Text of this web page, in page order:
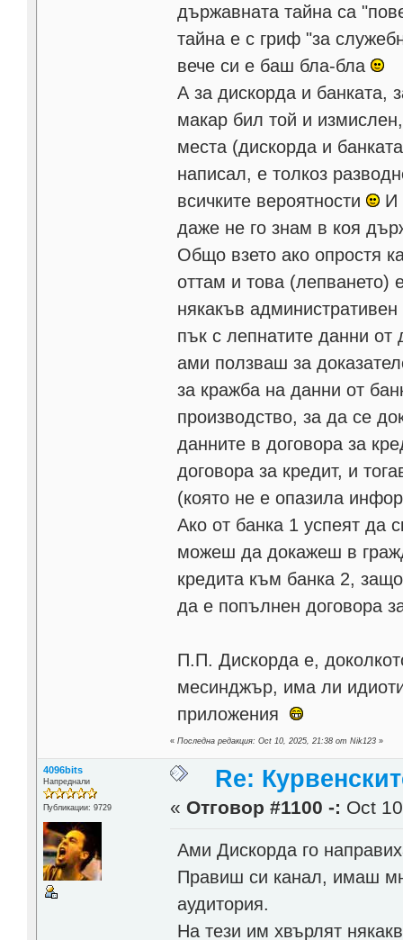
държавната тайна са
тайна е с гриф "за
вече си е баш бла-бла
А за дискорда и банката,
макар бил той и
места (дискорда и
написал, е толкоз
всичките вероятности
И
даже не го знам в коя
Общо взето ако опростя
оттам и това (лепването)
някакъв
пък с лепнатите данни от
ами ползваш за
за кражба на данни от
производство, за да се
данните в договора за
договора за кредит, и
(която не е опазила
Ако от банка 1 успеят да
можеш да докажеш в
кредита към банка 2,
да е попълнен договора
П.П. Дискорда е,
месинджър, има ли
приложения
«Последна редакция: Oct 10, 2025, 21:38 от Nik123 »
4096bits
Напреднали
Публикации: 9729
Re:
« Отговор #1100 -: Oct
Ами Дискорда го
Правиш си канал, имаш
аудитория.
На тези им хвърлят